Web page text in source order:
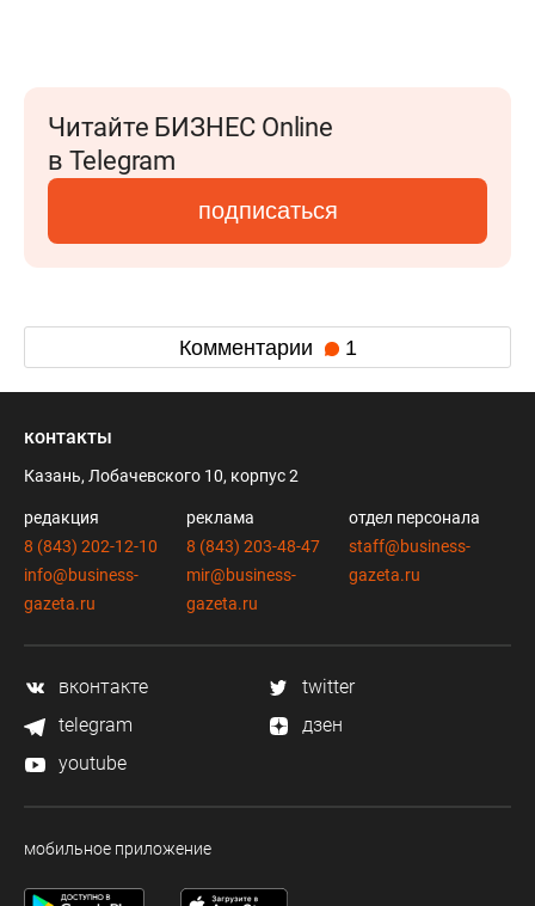
Читайте БИЗНЕС Online
в Telegram
подписаться
Комментарии 1
контакты
Казань, Лобачевского 10, корпус 2
редакция
8 (843) 202-12-10
info@business-
gazeta.ru
реклама
8 (843) 203-48-47
mir@business-
gazeta.ru
отдел персонала
staff@business-
gazeta.ru
вконтакте
twitter
telegram
дзен
youtube
мобильное приложение